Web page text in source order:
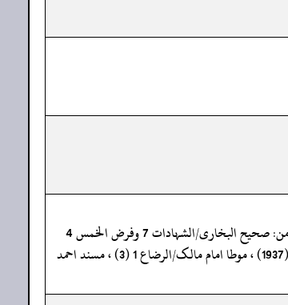
«سنن ابی داود/ النکاح 7 (2055) ، سنن النسائی/النکاح 49 (3302) ، ( تحفة الأشراف : 16344) ، سنن الدارمی/النکاح 48 (2295) (صحیح) وأخرجہ کل من: صحیح البخاری/الشہادات 7 وفرض الخمس 4
(3105) ، والنکاح 20 (5099) و27 (5111) ، صحیح مسلم/الرضاع 2 (1444) ، سنن النسائی/النکاح 49 (3303، 3304، 3305) ، سنن ابن ماجہ/النکاح 34 (1937) ، موطا امام مالک/الرضاع 1 (3) ، مسند احمد